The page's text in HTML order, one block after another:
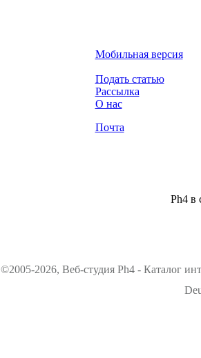
Мобильная версия
Подать статью
Рассылка
О нас
Почта
Ph4 в
©2005-2026, Веб-студия Ph4 - Каталог